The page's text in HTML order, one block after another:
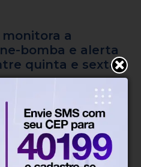
monitora a
bomba e alerta
quinta e sexta-
e sexta-feira, com risco
vento e granizo em diversas